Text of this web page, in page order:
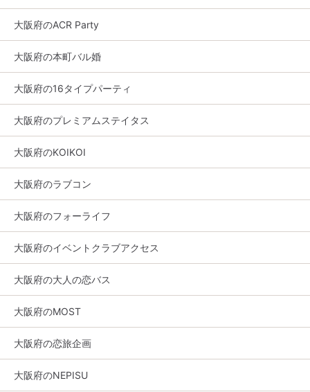
大阪府のACR Party
大阪府の本町バル婚
大阪府の16タイプパーティ
大阪府のプレミアムステイタス
大阪府のKOIKOI
大阪府のラブコン
大阪府のフォーライフ
大阪府のイベントクラブアクセス
大阪府の大人の恋バス
大阪府のMOST
大阪府の恋旅企画
大阪府のNEPISU